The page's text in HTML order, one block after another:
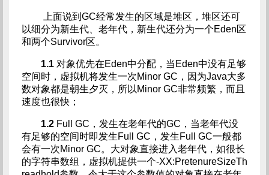
上面说到GC经常发生的区域是堆区，堆区还可
以细分为新生代、老年代，新生代还分为一个Eden区
和两个Survivor区。
1.1对象优先在Eden中分配，当Eden中没有足够
空间时，虚拟机将发生一次Minor GC，因为Java大多
数对象都是朝生夕灭，所以Minor GC非常频繁，而且
速度也很快；
1.2Full GC，发生在老年代的GC，当老年代没
有足够的空间时即发生Full GC，发生Full GC一般都
会有一次Minor GC。大对象直接进入老年代，如很长
的字符串数组，虚拟机提供一个-XX:PretenureSizeTh